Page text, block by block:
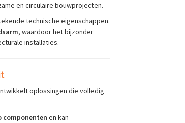
en circulaire bouwprojecten.
technische eigenschappen.
, waardoor het bijzonder
installaties.
oplossingen die volledig
componenten en kan